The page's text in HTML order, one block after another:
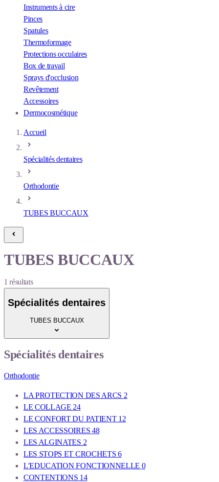
Instruments à cire
Pinces
Spatules
Thermoformage
Protections occulaires
Box de travail
Sprays d'occlusion
Revêtement
Accessoires
Dermocosmétique
Accueil
Spécialités dentaires
Orthodontie
TUBES BUCCAUX
TUBES BUCCAUX
1résultats
Spécialités dentaires
TUBES BUCCAUX
Spécialités dentaires
Orthodontie
LA PROTECTION DES ARCS 2
LE COLLAGE 24
LE CONFORT DU PATIENT 12
LES ACCESSOIRES 48
LES ALGINATES 2
LES STOPS ET CROCHETS 6
L'EDUCATION FONCTIONNELLE 0
CONTENTIONS 14